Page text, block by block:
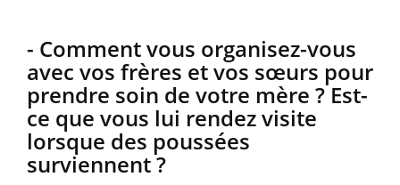
- Comment vous organisez-vous
avec vos frères et vos sœurs pour
prendre soin de votre mère ? Est-
ce que vous lui rendez visite
lorsque des poussées
surviennent ?